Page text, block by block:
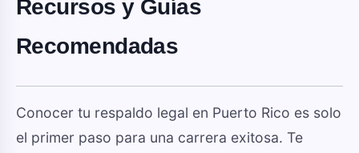
Recursos y Guías
Recomendadas
Conocer tu respaldo legal en Puerto Rico es solo
el primer paso para una carrera exitosa. Te